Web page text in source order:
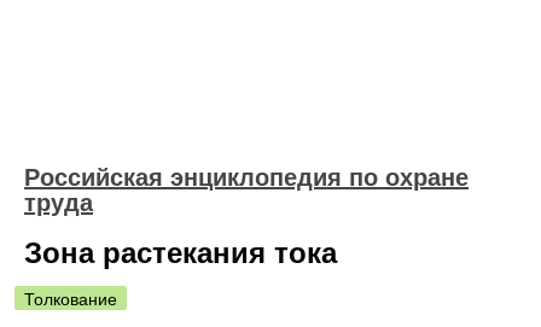
Российская энциклопедия по охране
труда
Зона растекания тока
Толкование